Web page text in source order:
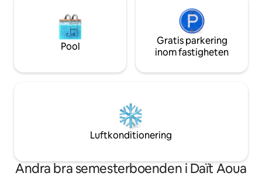
Pool
Gratis parkering
inom fastigheten
Luftkonditionering
Andra bra semesterboenden i Daït Aoua